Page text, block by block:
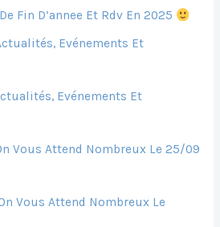
Fin D’annee Et Rdv En 2025
Evénements Et
Evénements Et
Vous Attend Nombreux Le 25/09
Vous Attend Nombreux Le